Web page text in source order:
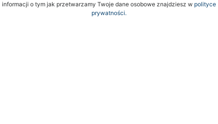
informacji o tym jak przetwarzamy Twoje dane osobowe znajdziesz w polityce
prywatności.